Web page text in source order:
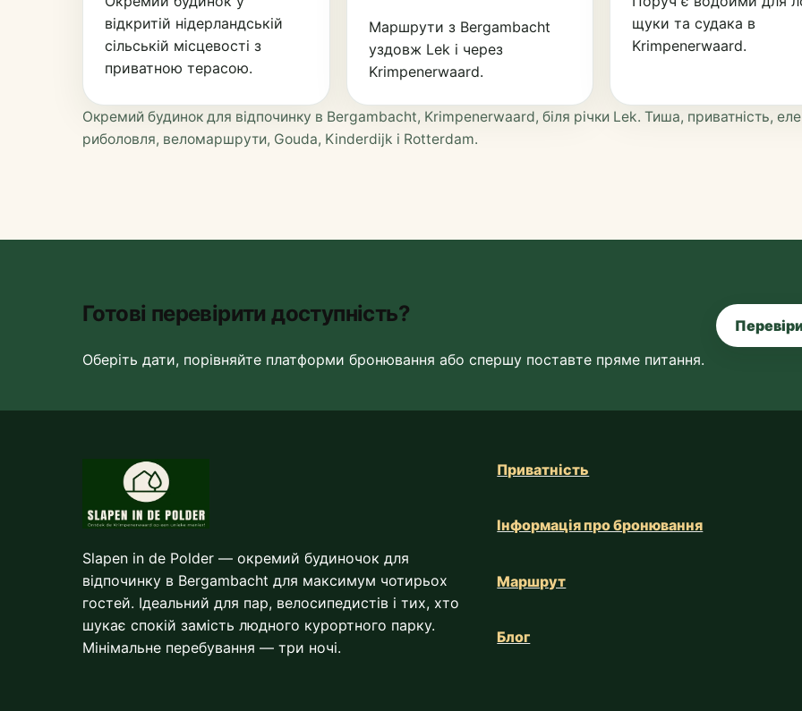
відкритій нідерландській
сільській місцевості з
приватною терасою.
Маршрути з Bergambacht
уздовж Lek і через
Krimpenerwaard.
щуки та судака в
Krimpenerwaard.
Окремий будинок для відпочинку в Bergambacht, Krimpenerwaard, біля річки Lek. Тиша, приватність,
риболовля, веломаршрути, Gouda, Kinderdijk і Rotterdam.
Готові перевірити доступність?
Оберіть дати, порівняйте платформи бронювання або спершу поставте пряме питання.
Slapen in de Polder — окремий будиночок для
відпочинку в Bergambacht для максимум чотирьох
гостей. Ідеальний для пар, велосипедистів і тих, хто
шукає спокій замість людного курортного парку.
Мінімальне перебування — три ночі.
Приватність
Інформація про бронювання
Маршрут
Блог